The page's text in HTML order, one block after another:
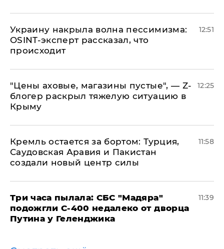
​Украину накрыла волна пессимизма:
OSINT-эксперт рассказал, что
происходит
12:51
​"Цены аховые, магазины пустые", — Z-
блогер раскрыл тяжелую ситуацию в
Крыму
12:25
​Кремль остается за бортом: Турция,
Саудовская Аравия и Пакистан
создали новый центр силы
11:58
Три часа пылала: СБС "Мадяра"
подожгли С-400 недалеко от дворца
Путина у Геленджика
11:39